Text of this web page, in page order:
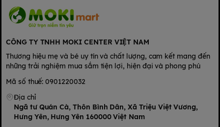
CÔNG TY TNHH MOKI CENTER VIỆT NAM
Thương hiệu mẹ và bé uy tín và chất lượng, cam kết mang đến
những trải nghiệm mua sắm tiện lợi, hiện đại và phong phú
Mã số thuế: 0901220032
Địa chỉ
Ngã tư Quán Cà, Thôn Bình Dân, Xã Triệu Việt Vương,
Hưng Yên, Hưng Yên 160000 Việt Nam